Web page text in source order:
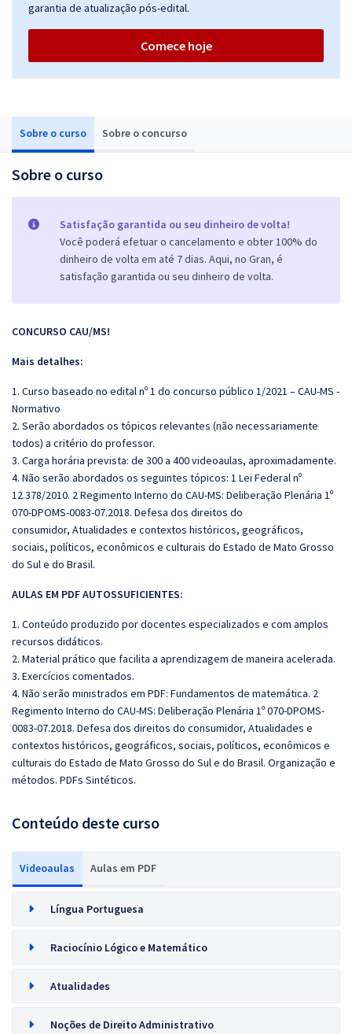
Sobre o curso Sobre o concurso
Sobre o curso
Satisfação garantida ou seu dinheiro de volta!
Você poderá efetuar o cancelamento e obter 100% do
dinheiro de volta em até 7 dias. Aqui, no Gran, é
satisfação garantida ou seu dinheiro de volta.
CONCURSO CAU/MS!
Mais detalhes:
1. Curso baseado no edital nº 1 do concurso público 1/2021 – CAU-MS -
Normativo
2. Serão abordados os tópicos relevantes (não necessariamente
todos) a critério do professor.
3. Carga horária prevista: de 300 a 400 videoaulas, aproximadamente.
4. Não serão abordados os seguintes tópicos: 1 Lei Federal nº
12.378/2010. 2 Regimento Interno do CAU-MS: Deliberação Plenária 1º
070-DPOMS-0083-07.2018. Defesa dos direitos do
consumidor, Atualidades e contextos históricos, geográficos,
sociais, políticos, econômicos e culturais do Estado de Mato Grosso
do Sul e do Brasil.
AULAS EM PDF AUTOSSUFICIENTES:
1. Conteúdo produzido por docentes especializados e com amplos
recursos didáticos.
2. Material prático que facilita a aprendizagem de maneira acelerada.
3. Exercícios comentados.
4. Não serão ministrados em PDF: Fundamentos de matemática. 2
Regimento Interno do CAU-MS: Deliberação Plenária 1º 070-DPOMS-
0083-07.2018. Defesa dos direitos do consumidor, Atualidades e
contextos históricos, geográficos, sociais, políticos, econômicos e
culturais do Estado de Mato Grosso do Sul e do Brasil. Organização e
métodos. PDFs Sintéticos.
Conteúdo deste curso
Videoaulas Aulas em PDF
Língua Portuguesa
Raciocínio Lógico e Matemático
Atualidades
Noções de Direito Administrativo
garantia de atualização pós-edital.
Comece hoje